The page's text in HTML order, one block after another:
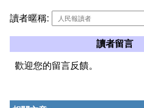
讀者暱稱:
讀者留言
歡迎您的留言反饋。